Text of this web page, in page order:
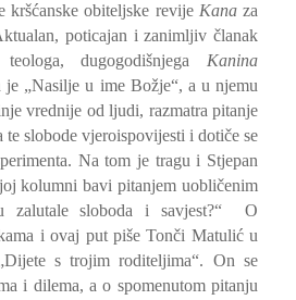
kršćanske obiteljske revije Kanaza
poticajan i zanimljiv članak
dugogodišnjega Kanina
je „Nasilje u ime Božje“, a u njemu
vrednije od ljudi, razmatra pitanje
te slobode vjeroispovijesti i dotiče se
Na tom je tragu i Stjepan
kolumni bavi pitanjem uobličenim
zalutale sloboda i savjest?“ O
i ovaj put piše Tonči Matulić u
s trojim roditeljima“. On se
i dilema, a o spomenutom pitanju